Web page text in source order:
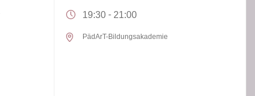
19:30 - 21:00
PädArT-Bildungsakademie